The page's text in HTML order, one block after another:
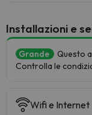
Installazioni e
Grande Questo
Controlla le
Wifi e Internet